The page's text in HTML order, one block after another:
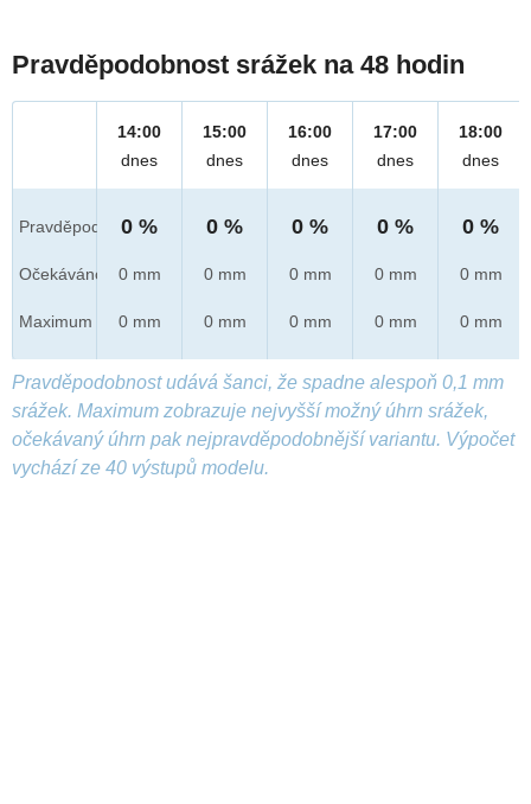
Pravděpodobnost srážek na 48 hodin
Pravděpod.
Očekáváno
Maximum
14:00
dnes
0 %
0 mm
0 mm
15:00
dnes
0 %
0 mm
0 mm
16:00
dnes
0 %
0 mm
0 mm
17:00
dnes
0 %
0 mm
0 mm
18:00
dnes
0 %
0 mm
0 mm
Pravděpodobnost udává šanci, že spadne alespoň 0,1 mm
srážek. Maximum zobrazuje nejvyšší možný úhrn srážek,
očekávaný úhrn pak nejpravděpodobnější variantu. Výpočet
vychází ze 40 výstupů modelu.